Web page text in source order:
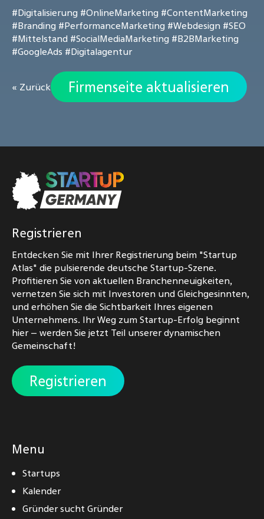
#Digitalisierung #OnlineMarketing #ContentMarketing
#Branding #PerformanceMarketing #Webdesign #SEO
#Mittelstand #SocialMediaMarketing #B2BMarketing
#GoogleAds #Digitalagentur
« Zurück Firmenseite aktualisieren
Registrieren
Entdecken Sie mit Ihrer Registrierung beim "Startup
Atlas" die pulsierende deutsche Startup-Szene.
Profitieren Sie von aktuellen Branchenneuigkeiten,
vernetzen Sie sich mit Investoren und Gleichgesinnten,
und erhöhen Sie die Sichtbarkeit Ihres eigenen
Unternehmens. Ihr Weg zum Startup-Erfolg beginnt
hier – werden Sie jetzt Teil unserer dynamischen
Gemeinschaft!
Registrieren
Menu
Startups
Kalender
Gründer sucht Gründer